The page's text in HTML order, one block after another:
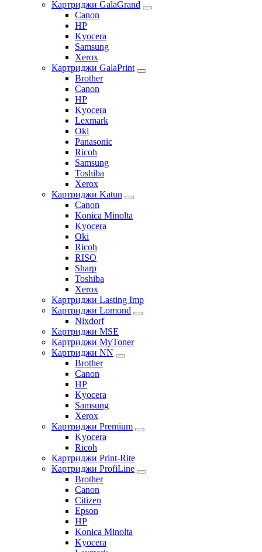
Картриджи GalaGrand
Canon
HP
Kyocera
Samsung
Xerox
Картриджи GalaPrint
Brother
Canon
HP
Kyocera
Lexmark
Oki
Panasonic
Ricoh
Samsung
Toshiba
Xerox
Картриджи Katun
Canon
Konica Minolta
Kyocera
Oki
Ricoh
RISO
Sharp
Toshiba
Xerox
Картриджи Lasting Imp
Картриджи Lomond
Nixdorf
Картриджи MSE
Картриджи MyToner
Картриджи NN
Brother
Canon
HP
Kyocera
Samsung
Xerox
Картриджи Premium
Kyocera
Ricoh
Картриджи Print-Rite
Картриджи ProfiLine
Brother
Canon
Citizen
Epson
HP
Konica Minolta
Kyocera